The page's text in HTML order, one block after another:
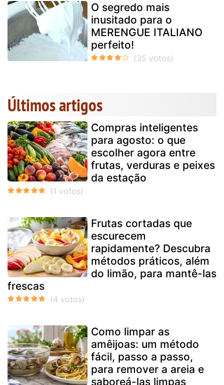
O segredo mais
inusitado para o
MERENGUE ITALIANO
perfeito!
Últimos artigos
Compras inteligentes
para agosto: o que
escolher agora entre
frutas, verduras e peixes
da estação
Frutas cortadas que
escurecem
rapidamente? Descubra
métodos práticos, além
do limão, para mantê-las
frescas
Como limpar as
amêijoas: um método
fácil, passo a passo,
para remover a areia e
saboreá-las limpas